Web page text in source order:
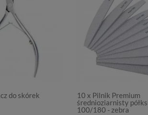
do skórek
10 x Pilnik Premium
średnioziarnisty
100/180 - zebra